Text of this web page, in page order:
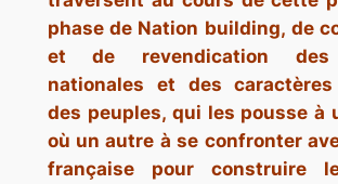
phase de Nation building, de
et de revendication des
nationales et des caractères
des peuples, qui les pousse à
où un autre à se confronter
française pour construire